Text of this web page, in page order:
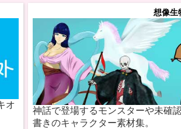
オ
想像生
神話で登場するモンスターや未確
書きのキャラクター素材集。